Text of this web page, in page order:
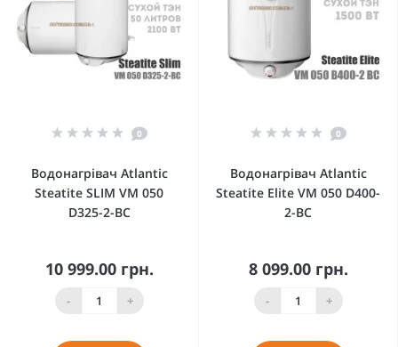
0
Водонагрівач Atlantic
Steatite SLIM VM 050
D325-2-BC
10 999.00 грн.
- +
0
Водонагрівач Atlantic
Steatite Elite VM 050 D400-
2-BC
8 099.00 грн.
- +